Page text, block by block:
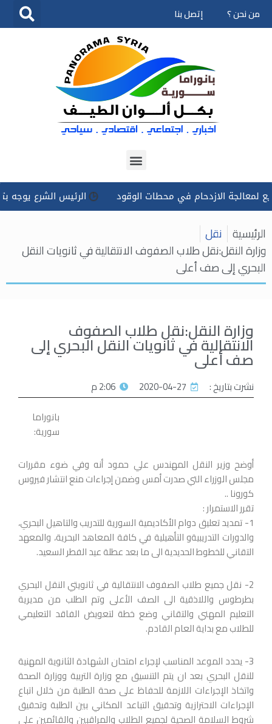
تخطى
من نحن ؟ إتصل بنا
الازدحام في محطات الوقود الرئيس الشرع يوجه
الرئيسية نقل
وزارة النقل:نقل طلاب الصفوف الانتقالية في ثانويات النقل
البحري إلى صف أعلى
وزارة النقل:نقل طلاب الصفوف
الانتقالية في ثانويات النقل البحري إلى
صف أعلى
نشرت بتاريخ : 2020-04-27
2:06 م
بانوراما
سورية:
أوضح وزير النقل المهندس علي حمود أنه وفي ضوء مقررات
مجلس الوزراء التي صدرت أمس وضمن إجراءات منع انتشار فيروس
كورونا ..
تقرر الاستمرار :
1- تمديد تعليق دوام الأكاديمية السورية للتدريب والتاهيل البحري،
والدورات التدريبيةو التأهيلية في كافة المعاهد البحرية، والمعهد
التقاني للخطوط الحديدية الى ما بعد عطلة عيد الفطر السعيد.
2- نقل جميع طلاب الصفوف الانتقالية في ثانويتي النقل البحري
بطرطوس واللاذقية الى الصف الأعلى وتم الطلب من مديرية
التعليم المهني والتقاني وضع خطة لتعويض الفاقد التعليمي
للطلاب مع بداية العام القادم.
3- يحدد الموعد المناسب لإجراء امتحان الشهادة الثانوية المهنية
للنقل البحري بعد ان يتم التنسيق مع وزارة التربية ووزارة الصحة
واتخاذ الإجراءات اللازمة للحفاظ على صحة الطلبة من خلال اتباع
الإجراءات الاحترازية وتحقيق التباعد المكاني بين الطلبة وتحقيق
شروط السلامة الصحية لجميع الطلاب والمراقبين والقائمين على